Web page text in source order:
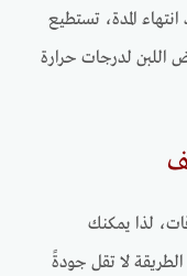
المدة، تستطيع
اللبن لدرجات حرارة
لذا يمكنك
لا تقل جودةً